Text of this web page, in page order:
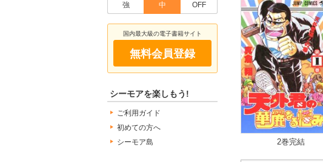
強 中 OFF
国内最大級の電子書籍サイト
無料会員登録
シーモアを楽しもう!
ご利用ガイド
初めての方へ
シーモア島
2巻完結